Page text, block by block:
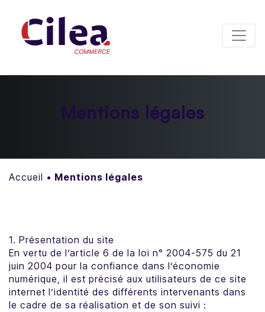
Mentions légales
Accueil • Mentions légales
1. Présentation du site
En vertu de l’article 6 de la loi n° 2004-575 du 21
juin 2004 pour la confiance dans l’économie
numérique, il est précisé aux utilisateurs de ce site
internet l’identité des différents intervenants dans
le cadre de sa réalisation et de son suivi :